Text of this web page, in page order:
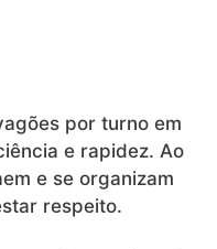
por turno em
e rapidez. Ao
e se organizam
respeito.